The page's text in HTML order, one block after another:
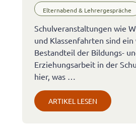
Elternabend & Lehrergespräche
Schulveranstaltungen wie
und Klassenfahrten sind
Bestandteil der Bildungs-
Erziehungsarbeit in der
hier, was …
ARTIKEL LESEN